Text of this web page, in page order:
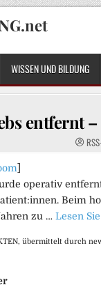
WISSEN UND BILDUNG
entfernt
operativ
Beim
zu … Lesen
übermittelt durch